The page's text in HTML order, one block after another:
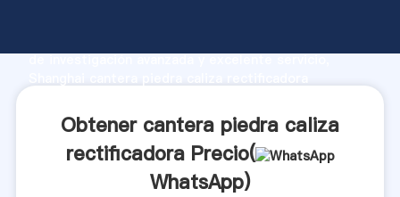
de investigación avanzada y excelente servicio,
clientes.Obtener cantera piedra caliza
rectificadora Precio(
WhatsApp)